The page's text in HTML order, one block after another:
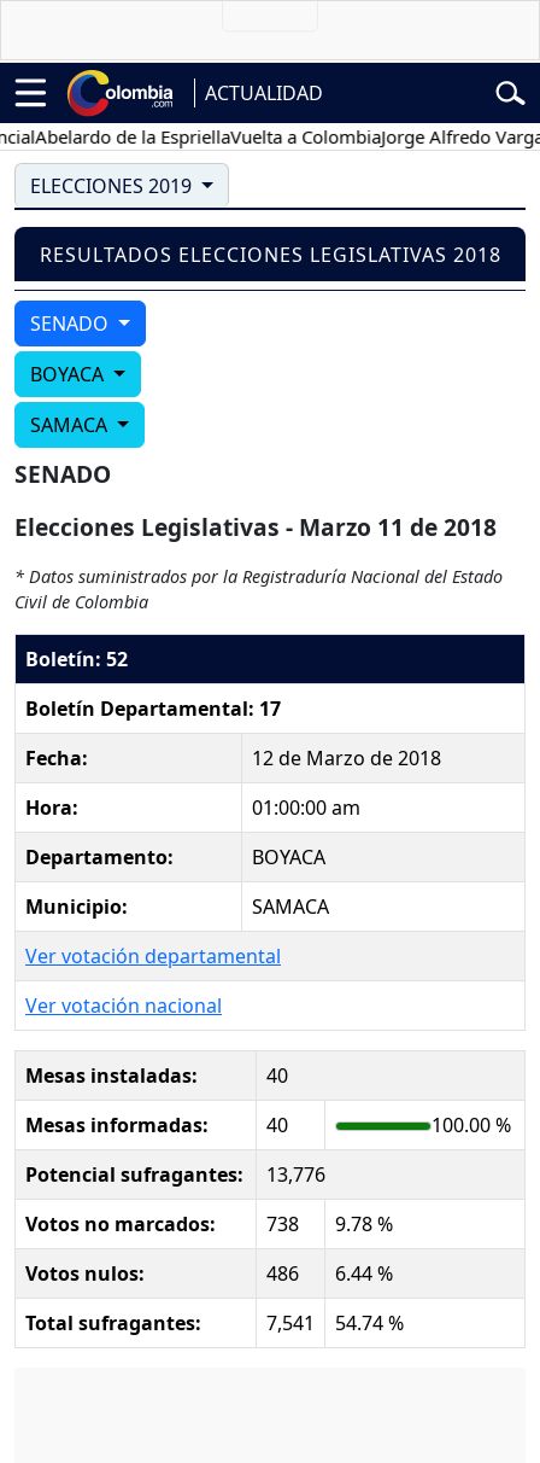
ACTUALIDAD
Abelardo de la EspriellaVuelta a ColombiaJorge Alfredo Vargas
ELECCIONES 2019
RESULTADOS ELECCIONES LEGISLATIVAS 2018
SENADO
BOYACA
SAMACA
SENADO
Elecciones Legislativas - Marzo 11 de 2018
* Datos suministrados por la Registraduría Nacional del Estado
Civil de Colombia
Boletín: 52
Boletín Departamental: 17
Fecha:
12 de Marzo de 2018
Hora:
01:00:00 am
Departamento:
BOYACA
Municipio:
SAMACA
Ver votación departamental
Ver votación nacional
Mesas instaladas:
40
Mesas informadas:
40
100.00 %
Potencial sufragantes:
13,776
Votos no marcados:
738
9.78 %
Votos nulos:
486
6.44 %
Total sufragantes:
7,541 54.74 %